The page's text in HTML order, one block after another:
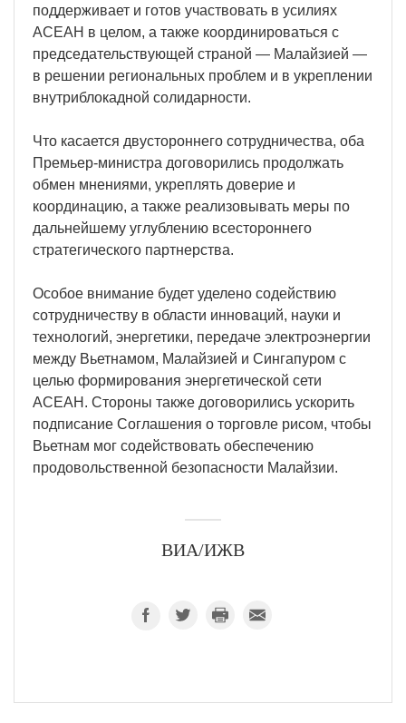
поддерживает и готов участвовать в усилиях
АСЕАН в целом, а также координироваться с
председательствующей страной — Малайзией —
в решении региональных проблем и в укреплении
внутриблокадной солидарности.
Что касается двустороннего сотрудничества, оба
Премьер-министра договорились продолжать
обмен мнениями, укреплять доверие и
координацию, а также реализовывать меры по
дальнейшему углублению всестороннего
стратегического партнерства.
Особое внимание будет уделено содействию
сотрудничеству в области инноваций, науки и
технологий, энергетики, передаче электроэнергии
между Вьетнамом, Малайзией и Сингапуром с
целью формирования энергетической сети
АСЕАН. Стороны также договорились ускорить
подписание Соглашения о торговле рисом, чтобы
Вьетнам мог содействовать обеспечению
продовольственной безопасности Малайзии.
ВИА/ИЖВ